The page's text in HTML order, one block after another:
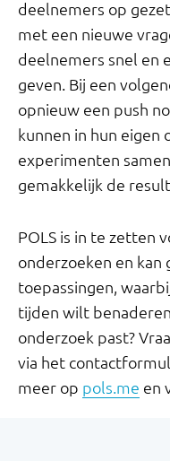
deelnemers op
met een nieuwe
deelnemers snel en
geven. Bij een
opnieuw een push
kunnen in hun eigen
experimenten
gemakkelijk de
POLS is in te zetten
onderzoeken en
toepassingen,
tijden wilt
onderzoek past?
via het
meer op pols.me en